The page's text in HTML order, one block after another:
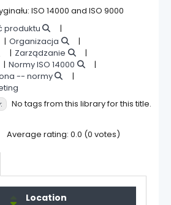
ISO 14000 and ISO 9000
produktu
Organizacja
Zarządzanie
Normy ISO 14000
-- normy
No tags from this library for this title.
Average rating: 0.0 (0 votes)
Location